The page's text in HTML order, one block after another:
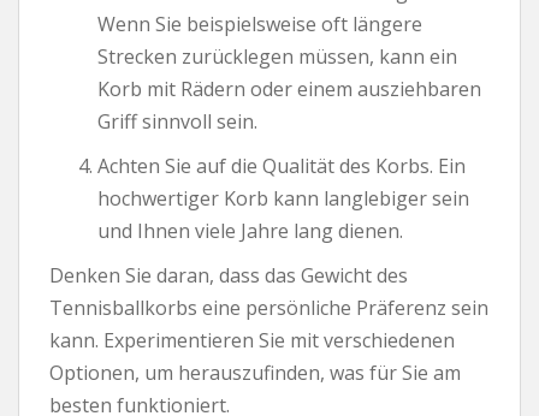
Wenn Sie beispielsweise oft längere
Strecken zurücklegen müssen, kann ein
Korb mit Rädern oder einem ausziehbaren
Griff sinnvoll sein.
Achten Sie auf die Qualität des Korbs. Ein
hochwertiger Korb kann langlebiger sein
und Ihnen viele Jahre lang dienen.
Denken Sie daran, dass das Gewicht des
Tennisballkorbs eine persönliche Präferenz sein
kann. Experimentieren Sie mit verschiedenen
Optionen, um herauszufinden, was für Sie am
besten funktioniert.